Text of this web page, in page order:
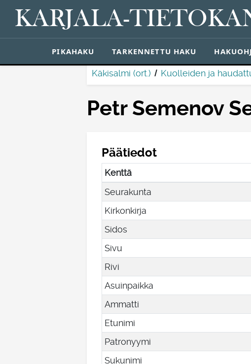
KARJALA-
PIKAHAKU TARKENNETTU HAKU
Käkisalmi (ort.) Kuolleiden ja
Petr Semenov
Päätiedot
Kenttä
Seurakunta
Kirkonkirja
Sidos
Sivu
Rivi
Asuinpaikka
Ammatti
Etunimi
Patronyymi
Sukunimi